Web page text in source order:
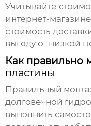
Учитывайте
интернет-
стоимость
выгоду от низкой
Как правильно
пластины
Правильный
долговечной
выполнить